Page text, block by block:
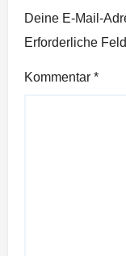
Deine E-Mail-
Erforderliche
Kommentar *